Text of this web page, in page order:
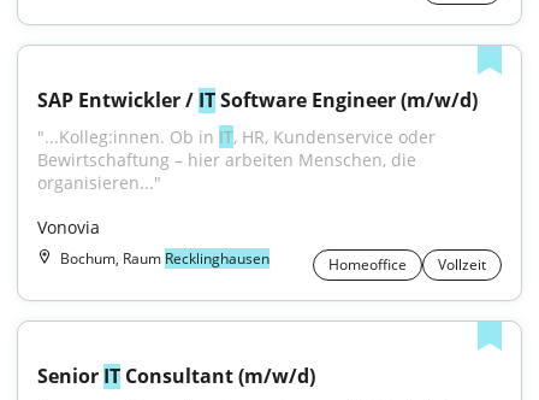
SAP Entwickler / IT Software Engineer (m/w/d)
"...Kolleg:innen. Ob in IT, HR, Kundenservice oder
Bewirtschaftung – hier arbeiten Menschen, die
organisieren..."
Vonovia
Bochum, Raum Recklinghausen Homeoffice Vollzeit
Senior IT Consultant (m/w/d)